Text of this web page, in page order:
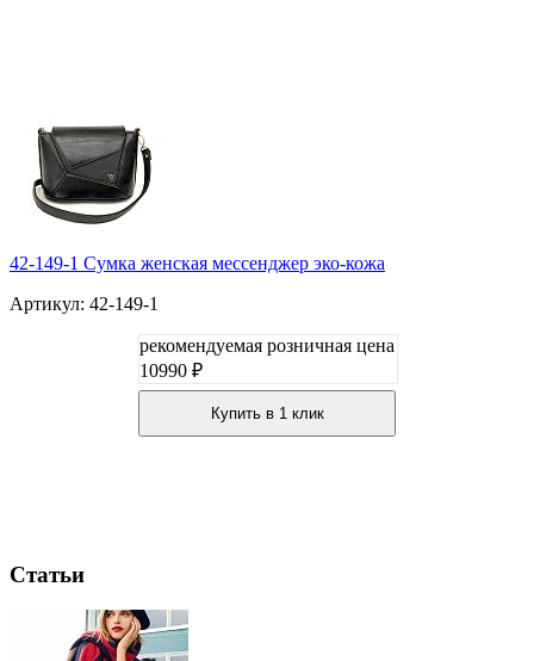
42-149-1 Сумка женская мессенджер эко-кожа
Артикул: 42-149-1
рекомендуемая розничная цена
10990 ₽
Купить в 1 клик
Статьи